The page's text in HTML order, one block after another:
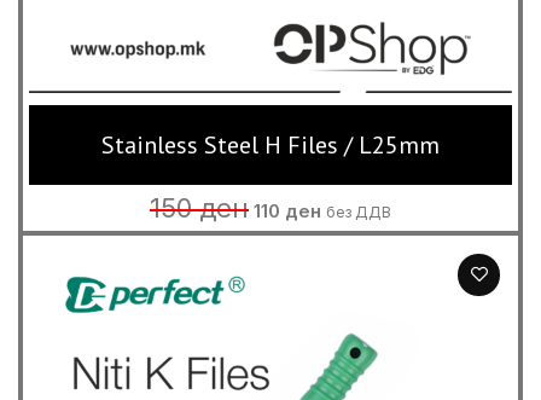
Stainless Steel H Files / L25mm
150ден Original
price
110 ден
price
без ДДВ